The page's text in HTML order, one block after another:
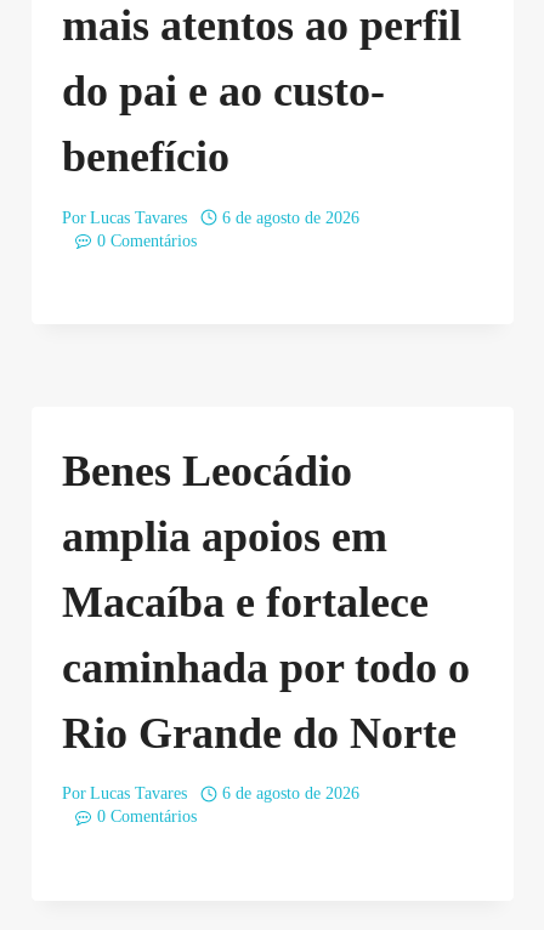
mais atentos ao perfil
do pai e ao custo-
benefício
Por Lucas Tavares
6 de agosto de 2026
0 Comentários
Benes Leocádio
amplia apoios em
Macaíba e fortalece
caminhada por todo o
Rio Grande do Norte
Por Lucas Tavares
6 de agosto de 2026
0 Comentários